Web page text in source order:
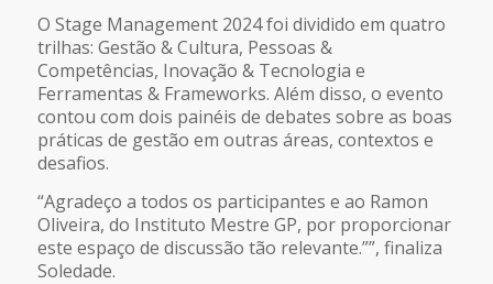
O Stage Management 2024 foi dividido em quatro
trilhas: Gestão & Cultura, Pessoas &
Competências, Inovação & Tecnologia e
Ferramentas & Frameworks. Além disso, o evento
contou com dois painéis de debates sobre as boas
práticas de gestão em outras áreas, contextos e
desafios.
“Agradeço a todos os participantes e ao Ramon
Oliveira, do Instituto Mestre GP, por proporcionar
este espaço de discussão tão relevante.””, finaliza
Soledade.